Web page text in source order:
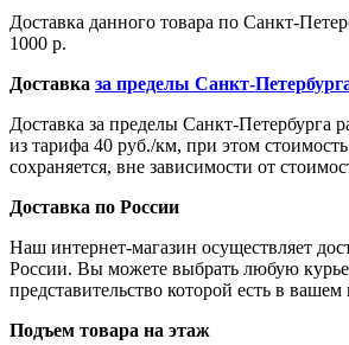
Доставка данного товара по Санкт-
1000 р.
Доставка за пределы Санкт-
Доставка за пределы Санкт-Петербурга
из тарифа 40 руб./км, при этом
сохраняется, вне зависимости от
Доставка по России
Наш интернет-магазин осуществляет
России. Вы можете выбрать любую
представительство которой есть в вашем
Подъем товара на этаж